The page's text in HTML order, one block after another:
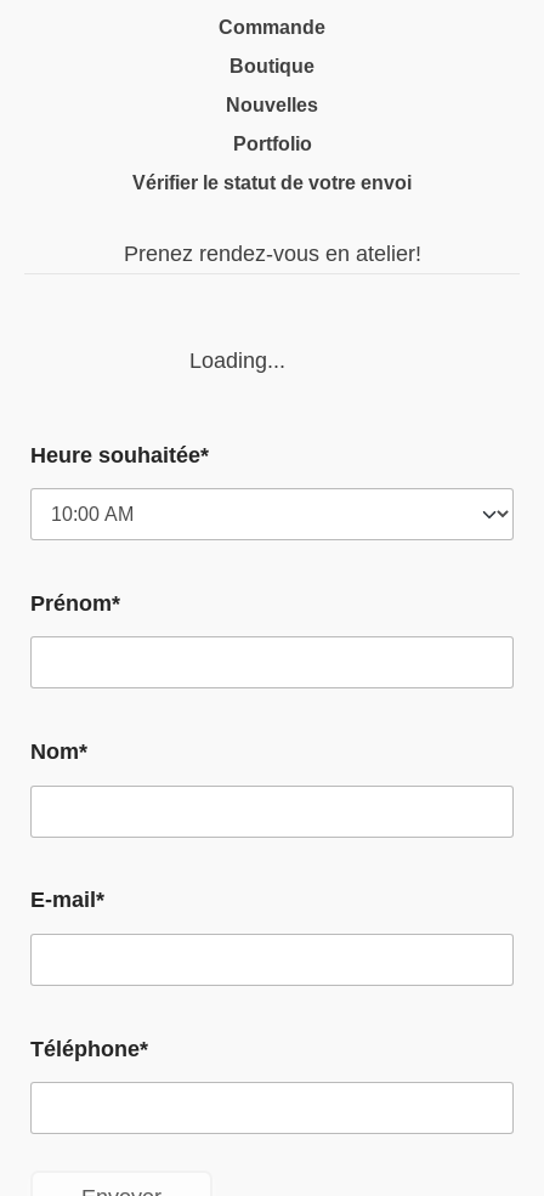
Commande
Boutique
Nouvelles
Portfolio
Vérifier le statut de votre envoi
Prenez rendez-vous en atelier!
Loading...
Heure souhaitée*
Prénom*
Nom*
E-mail*
Téléphone*